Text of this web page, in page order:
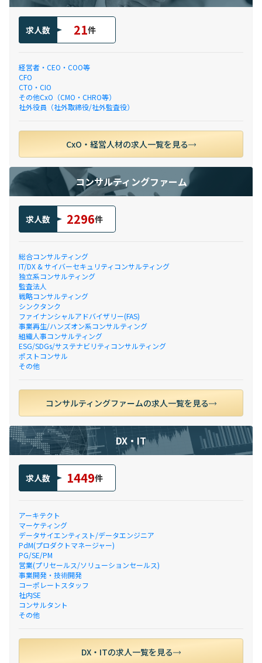
求人数 21件
経営者・CEO・COO等
CFO
CTO・CIO
その他CxO（CMO・CHRO等）
社外役員（社外取締役/社外監査役）
CxO・経営人材の求人一覧を見る
コンサルティングファーム
求人数 2296件
総合コンサルティング
IT/DX & サイバーセキュリティコンサルティング
独立系コンサルティング
監査法人
戦略コンサルティング
シンクタンク
ファイナンシャルアドバイザリー(FAS)
事業再生/ハンズオン系コンサルティング
組織人事コンサルティング
ESG/SDGs/サステナビリティコンサルティング
ポストコンサル
その他
コンサルティングファームの求人一覧を見る
DX・IT
求人数 1449件
アーキテクト
マーケティング
データサイエンティスト/データエンジニア
PdM(プロダクトマネージャー)
PG/SE/PM
営業(プリセールス/ソリューションセールス)
事業開発・技術開発
コーポレートスタッフ
社内SE
コンサルタント
その他
DX・ITの求人一覧を見る